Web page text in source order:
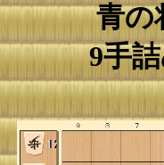
青の
9手